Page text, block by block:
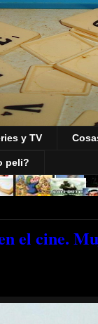
y TV
peli?
el cine.